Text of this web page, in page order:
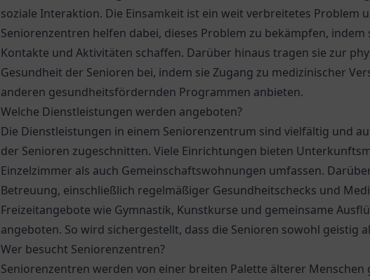
soziale Interaktion. Die Einsamkeit ist ein weit verbreitetes Problem
Seniorenzentren helfen dabei, dieses Problem zu bekämpfen,
Kontakte und Aktivitäten schaffen. Darüber hinaus tragen sie zur
Gesundheit der Senioren bei, indem sie Zugang zu medizinischer
anderen gesundheitsfördernden Programmen anbieten.
Welche Dienstleistungen werden angeboten?
Die Dienstleistungen in einem Seniorenzentrum sind vielfältig und
der Senioren zugeschnitten. Viele Einrichtungen bieten
Einzelzimmer als auch Gemeinschaftswohnungen umfassen.
Betreuung, einschließlich regelmäßiger Gesundheitschecks und
Freizeitangebote wie Gymnastik, Kunstkurse und gemeinsame
angeboten. So wird sichergestellt, dass die Senioren sowohl geistig
Wer besucht Seniorenzentren?
Seniorenzentren werden von einer breiten Palette älterer